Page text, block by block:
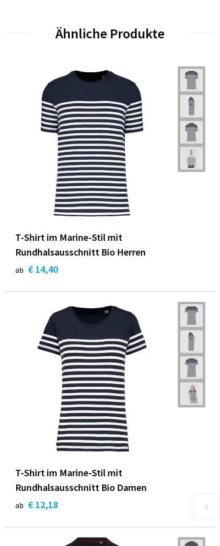
Ähnliche Produkte
T-Shirt im Marine-Stil mit
Rundhalsausschnitt Bio Herren
ab € 14,40
T-Shirt im Marine-Stil mit
Rundhalsausschnitt Bio Damen
ab € 12,18